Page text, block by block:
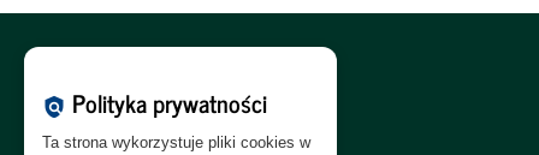
Polityka Prywatności:PL
Polityka RODO:PL|EN
policy Polityka prywatności
Ta strona wykorzystuje pliki cookies w